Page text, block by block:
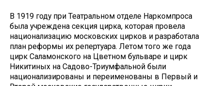
В 1919 году при Театральном отделе Наркомпроса
была учреждена секция цирка, которая провела
национализацию московских цирков и разработала
план реформы их репертуара. Летом того же года
цирк Саламонского на Цветном бульваре и цирк
Никитиных на Садово-Триумфальной были
национализированы и переименованы в Первый и